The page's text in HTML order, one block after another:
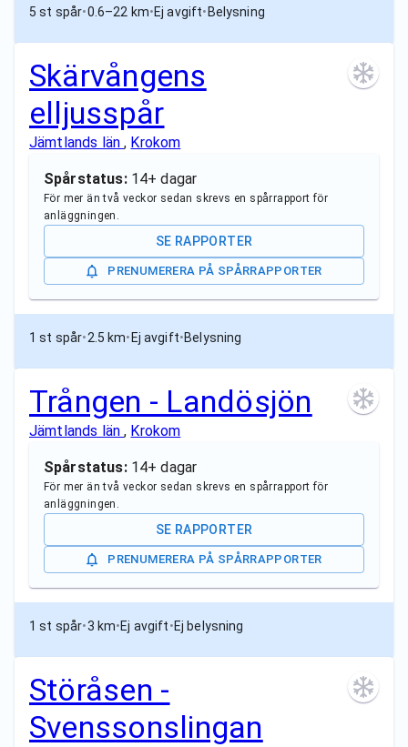
5 st spår•0.6–22 km•Ej avgift• Belysning
Skärvångens
elljusspår
Jämtlands län, Krokom
Spårstatus: 14+ dagar
För mer än två veckor sedan skrevs en spårrapport för
anläggningen.
SE RAPPORTER
PRENUMERERA PÅ SPÅRRAPPORTER
1 st spår•2.5 km• Ej avgift•Belysning
Trången - Landösjön
Jämtlands län, Krokom
Spårstatus: 14+ dagar
För mer än två veckor sedan skrevs en spårrapport för
anläggningen.
SE RAPPORTER
PRENUMERERA PÅ SPÅRRAPPORTER
1 st spår•3 km•Ej avgift•Ej belysning
Störåsen -
Svenssonslingan